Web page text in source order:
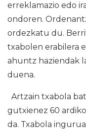
erreklamazio edo
ondoren.
ordezkatu du.
txabolen erabilera
ahuntz haziendak
duena.
Artzain txabola
gutxienez 60
da. Txabola